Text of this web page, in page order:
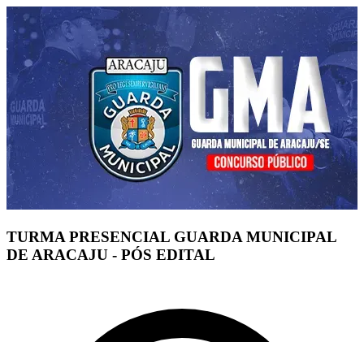
TURMA PRESENCIAL GUARDA MUNICIPAL
DE ARACAJU - PÓS EDITAL